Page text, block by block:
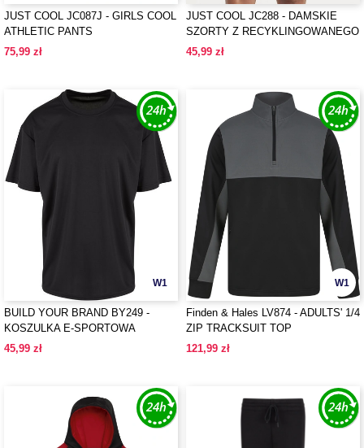
JUST COOL JC087J - GIRLS COOL
ATHLETIC PANTS
75,99 zł
JUST COOL JC288 - DAMSKIE
SZORTY Z RECYKLINGOWANEGO
MATERIAŁU TECHNICZNEGO
45,99 zł
W1
BUILD YOUR BRAND BY249 -
KOSZULKA E-SPORTOWA
45,99 zł
W1
Finden & Hales LV874 - ADULTS' 1/4
ZIP TRACKSUIT TOP
121,99 zł